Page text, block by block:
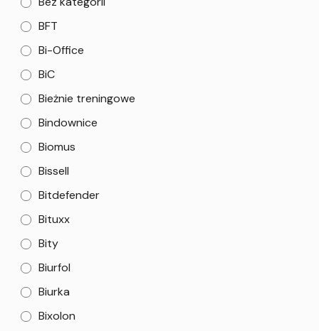
BFT
Bi-Office
BiC
Bieżnie treningowe
Bindownice
Biomus
Bissell
Bitdefender
Bituxx
Bity
Biurfol
Biurka
Bixolon